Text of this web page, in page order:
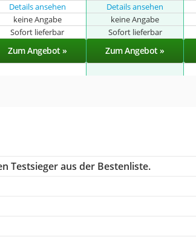
Details ansehen Details ansehen
keine Angabe keine Angabe
Sofort lieferbar Sofort lieferbar
Zum Angebot » Zum Angebot »
Testsieger aus der Bestenliste.